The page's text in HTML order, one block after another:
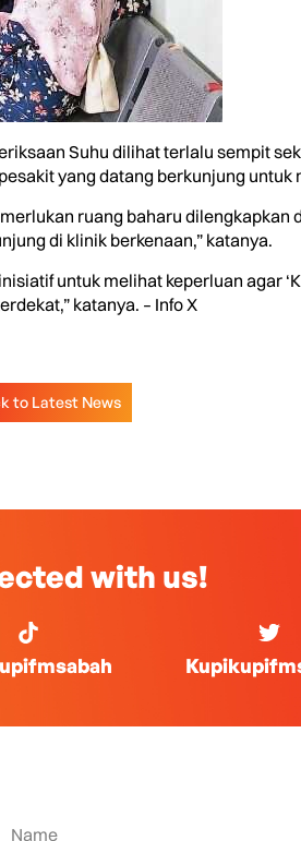
Suhu dilihat terlalu sempit
yang datang berkunjung
ruang baharu dilengkapkan
di klinik berkenaan,” katanya.
untuk melihat keperluan agar
katanya. – Info X
to Latest News
with us!